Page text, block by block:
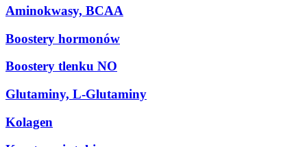
Aminokwasy, BCAA
Boostery hormonów
Boostery tlenku NO
Glutaminy, L-Glutaminy
Kolagen